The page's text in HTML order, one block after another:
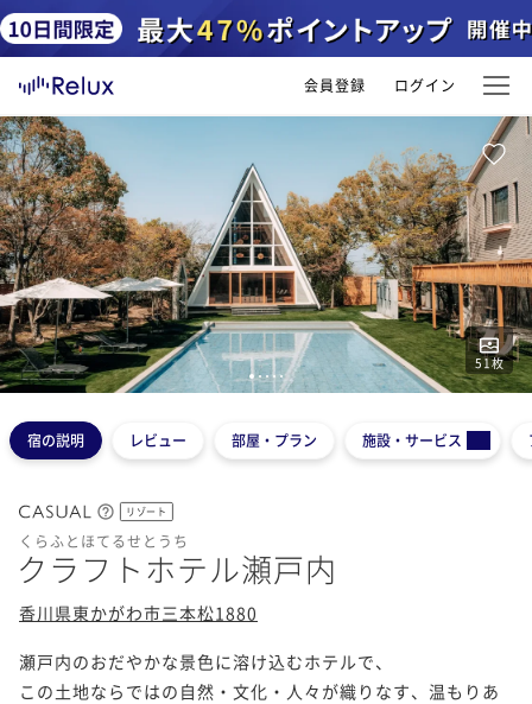
会員登録 ログイン
51枚
123 45
宿の説明 レビュー 部屋・プラン 施設・サービス
リゾート
くらふとほてるせとうち
クラフトホテル瀬戸内
香川県東かがわ市三本松1880
瀬戸内のおだやかな景色に溶け込むホテルで、
この土地ならではの自然・文化・人々が織りなす、温もりあ